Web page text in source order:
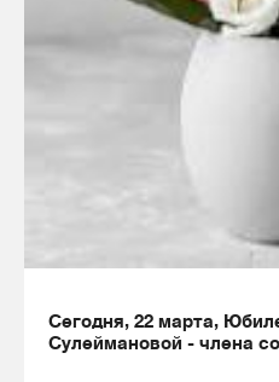
Сегодня, 22 марта,
Сулеймановой - члена